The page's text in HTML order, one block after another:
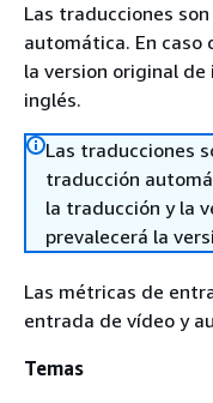
Las traducciones
automática. En
la version original de
inglés.
Las traducciones
traducción
la traducción y la
prevalecerá la
Las métricas de
entrada de vídeo y
Temas